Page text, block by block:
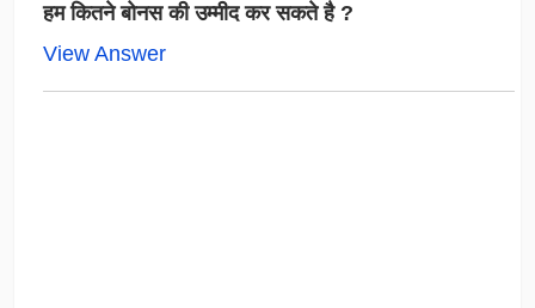
हम कितने बोनस की उम्मीद कर सकते है ?
View Answer